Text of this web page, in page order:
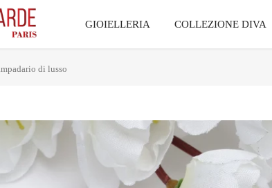
GIOIELLERIA COLLEZIONE DIVA
di lusso